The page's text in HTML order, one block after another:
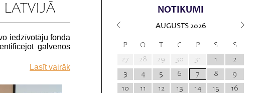
iedzīvotāju fonda
galvenos
Lasīt vairāk
NOTIKUMI
AUGUSTS 2026
P O T C P S
S
27
28 29 30 31 1
2
3
4 5 6 7 8
9
10
11 12 13 14 15
16